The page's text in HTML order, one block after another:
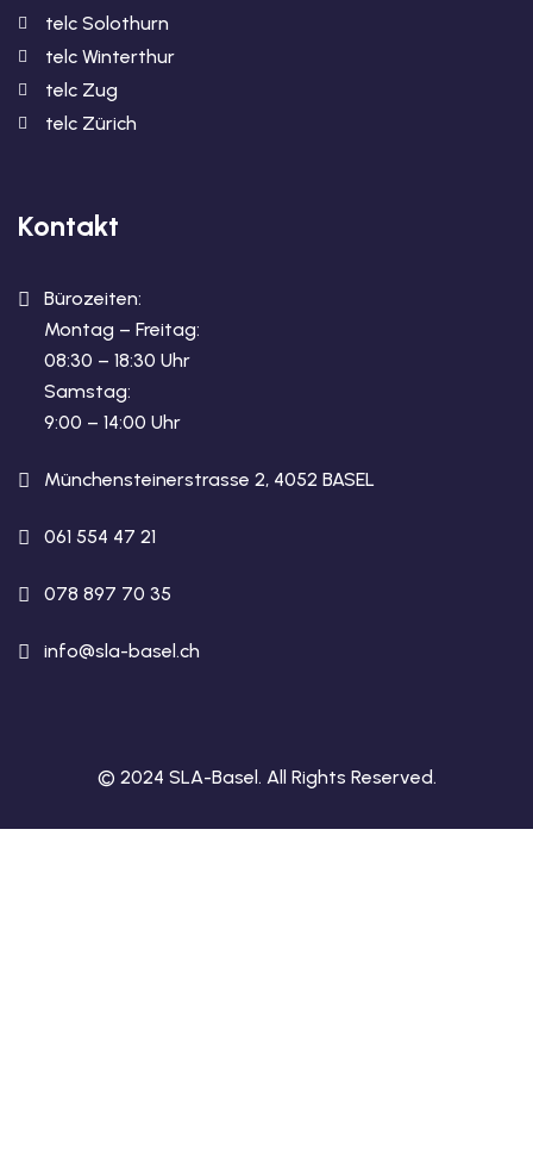
telc Solothurn
telc Winterthur
telc Zug
telc Zürich
Kontakt
Bürozeiten:
Montag – Freitag:
08:30 – 18:30 Uhr
Samstag:
9:00 – 14:00 Uhr
Münchensteinerstrasse 2, 4052 BASEL
061 554 47 21
078 897 70 35
info@sla-basel.ch
© 2024 SLA-Basel. All Rights Reserved.​